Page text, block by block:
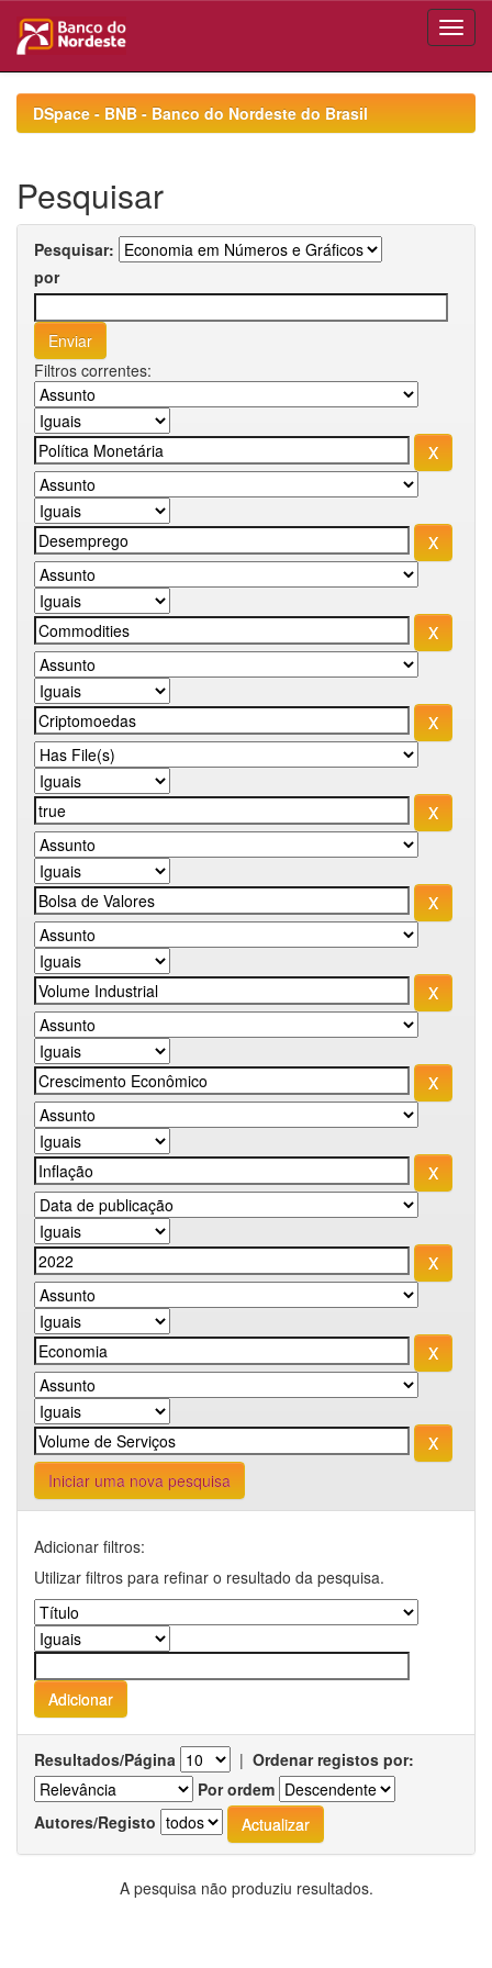
navigationDSpace - BNB - Banco do Nordeste do Brasil
Pesquisar
Pesquisar:
por
Filtros correntes:
Iniciar uma nova pesquisa
Adicionar filtros:
Utilizar filtros para refinar o resultado da pesquisa.
Resultados/Página | Ordenar registos por:
Por ordem
Autores/Registo
A pesquisa não produziu resultados.